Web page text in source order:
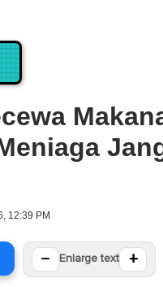
12:39 PM
− Enlarge text +